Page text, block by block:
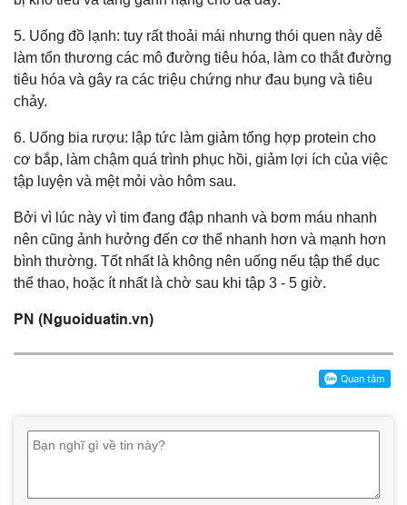
5. Uống đồ lạnh: tuy rất thoải mái nhưng thói quen này dễ
làm tổn thương các mô đường tiêu hóa, làm co thắt đường
tiêu hóa và gây ra các triệu chứng như đau bụng và tiêu
chảy.
6. Uống bia rượu: lập tức làm giảm tổng hợp protein cho
cơ bắp, làm chậm quá trình phục hồi, giảm lợi ích của việc
tập luyện và mệt mỏi vào hôm sau.
Bởi vì lúc này vì tim đang đập nhanh và bơm máu nhanh
nên cũng ảnh hưởng đến cơ thể nhanh hơn và mạnh hơn
bình thường. Tốt nhất là không nên uống nếu tập thể dục
thể thao, hoặc ít nhất là chờ sau khi tập 3 - 5 giờ.
PN (Nguoiduatin.vn)